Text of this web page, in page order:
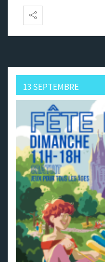
13 SEPTEMBRE